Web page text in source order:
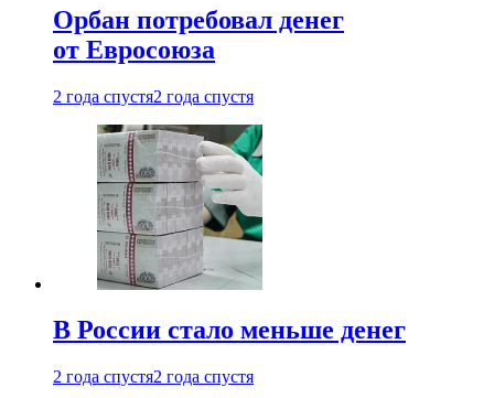
Орбан потребовал денег
от Евросоюза
2 года спустя2 года спустя
В России стало меньше денег
2 года спустя2 года спустя